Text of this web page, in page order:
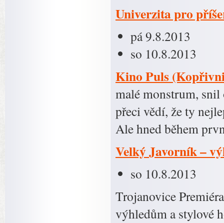
Univerzita pro
pá 9.8.2013
so 10.8.2013
Kino Puls
malé monstrum, snil
přeci vědí, že ty
Ale hned během
Velký Javorník –
so 10.8.2013
Trojanovice
výhledům a stylové